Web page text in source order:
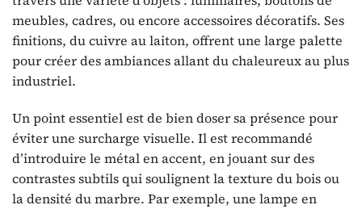
meubles, cadres, ou encore accessoires décoratifs. Ses
finitions, du cuivre au laiton, offrent une large palette
pour créer des ambiances allant du chaleureux au plus
industriel.
Un point essentiel est de bien doser sa présence pour
éviter une surcharge visuelle. Il est recommandé
d’introduire le métal en accent, en jouant sur des
contrastes subtils qui soulignent la texture du bois ou
la densité du marbre. Par exemple, une lampe en